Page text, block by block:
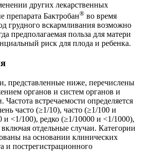
других лекарственных
препарата Бактробан® во время
грудного вскармливания возможно
предполагаемая польза для матери
риск для плода и ребенка.
представленные ниже, перечислены
органов и систем органов и
Частота встречаемости определяется
часто (≥1/10), часто (≥1/100 и
и <1/100), редко (≥1/10000 и <1/1000),
отдельные случаи. Категории
на основании клинических
и пострегистрационного